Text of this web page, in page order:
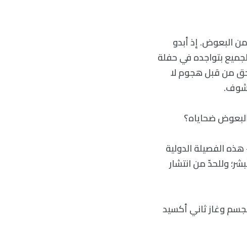
البعوض. إذ أبدو
بتواجده في حفلة
من قبل هجوم لا
ضحاياه؟
الفصيلة الدولية
وللحدّ من انتشار
وغاز ثاني أكسيد